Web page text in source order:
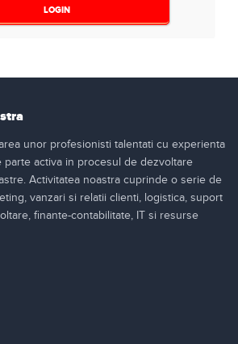
LOGIN
unor profesionisti talentati cu experienta
parte activa in procesul de dezvoltare
Activitatea noastra cuprinde o serie de
vanzari si relatii clienti, logistica, suport
finante-contabilitate, IT si resurse